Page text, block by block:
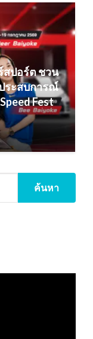
ปอร์ต ชวน
ระสบการณ์
Fest